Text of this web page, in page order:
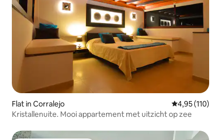
Flat in Corralejo Gemiddelde
4,95 (110)
Kristallenuite. Mooi appartement met uitzicht op zee